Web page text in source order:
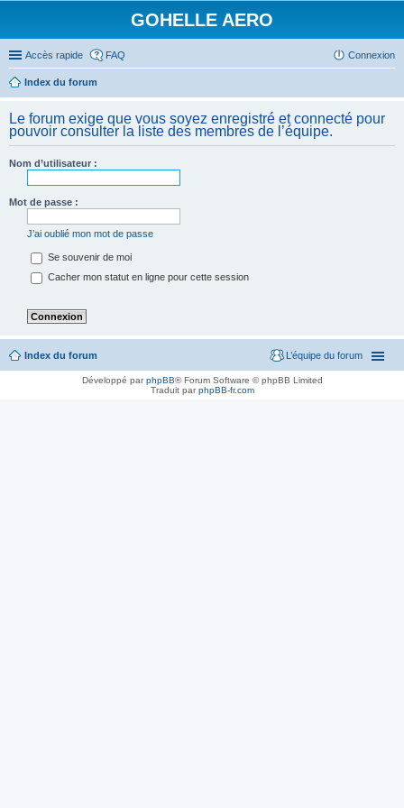
GOHELLE AERO
Accès rapide FAQ Connexion
Index du forum
Le forum exige que vous soyez enregistré et connecté pour
pouvoir consulter la liste des membres de l’équipe.
Nom d’utilisateur :
Mot de passe :
J’ai oublié mon mot de passe
Se souvenir de moi
Cacher mon statut en ligne pour cette session
Index du forum L’équipe du forum
Développé parphpBB® Forum Software © phpBB Limited
Traduit parphpBB-fr.com